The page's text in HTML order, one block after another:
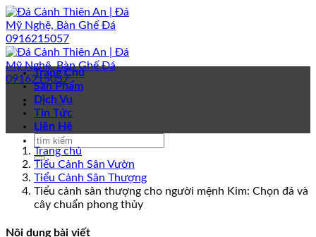
Bỏ
qua
nội
dung
Trang Chủ
Sản Phẩm
Dịch Vụ
Tin Tức
Liên Hệ
Trang chủ
Tiểu Cảnh Sân Vườn
Tiểu Cảnh Sân Thượng
Tiểu cảnh sân thượng cho người mệnh Kim: Chọn đá và
cây chuẩn phong thủy
Nội dung bài viết